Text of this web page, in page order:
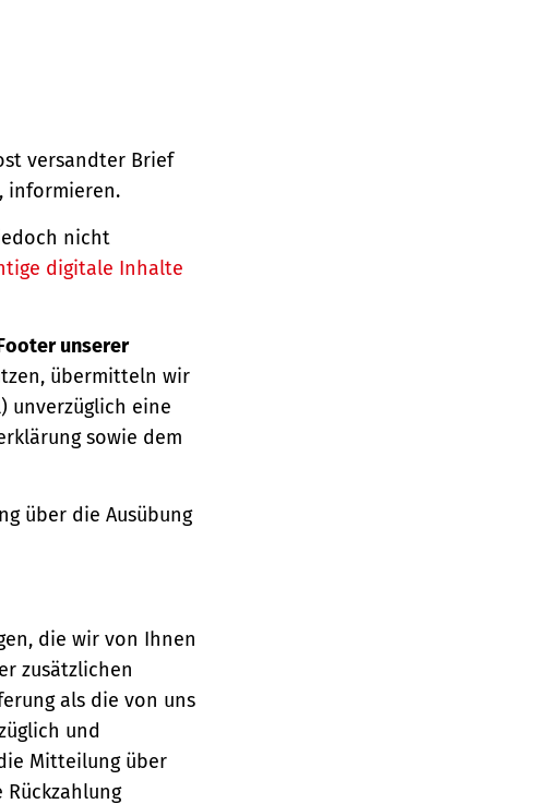
versandter Brief
informieren.
nicht
digitale Inhalte
unserer
übermitteln wir
unverzüglich eine
sowie dem
über die Ausübung
die wir von Ihnen
zusätzlichen
als die von uns
und
Mitteilung über